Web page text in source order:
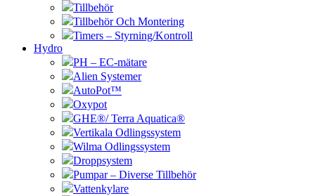
Tillbehör
Tillbehör Och Montering
Timers – Styrning/Kontroll
Hydro
PH – EC-mätare
Alien Systemer
AutoPot™
Oxypot
GHE®/ Terra Aquatica®
Vertikala Odlingssystem
Wilma Odlingssystem
Droppsystem
Pumpar – Diverse Tillbehör
Vattenkylare